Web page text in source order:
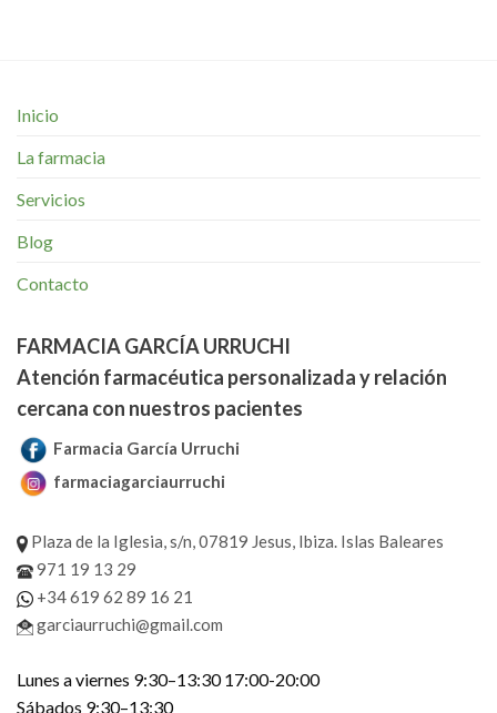
Inicio
La farmacia
Servicios
Blog
Contacto
FARMACIA GARCÍA URRUCHI
Atención farmacéutica personalizada y relación
cercana con nuestros pacientes
Farmacia García Urruchi
farmaciagarciaurruchi
Plaza de la Iglesia, s/n, 07819 Jesus, Ibiza. Islas Baleares
971 19 13 29
+34 619 62 89 16 21
garciaurruchi@gmail.com
Lunes a viernes 9:30–13:30 17:00-20:00
Sábados 9:30–13:30